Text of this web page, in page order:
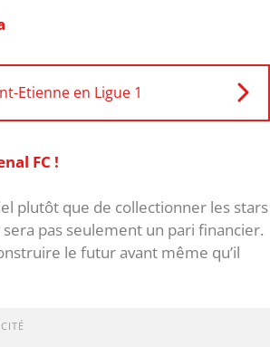
Etienne en Ligue 1
FC !
plutôt que de collectionner les stars
pas seulement un pari financier.
le futur avant même qu’il